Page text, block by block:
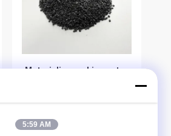
Materiali a cambiamento
Miglior Prezzo
5:59 AM